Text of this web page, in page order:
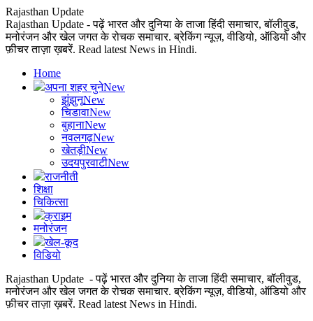
Rajasthan Update
Rajasthan Update - पढ़ें भारत और दुनिया के ताजा हिंदी समाचार, बॉलीवुड,
मनोरंजन और खेल जगत के रोचक समाचार. ब्रेकिंग न्यूज़, वीडियो, ऑडियो और
फ़ीचर ताज़ा ख़बरें. Read latest News in Hindi.
Home
अपना शहर चुनेNew
झुंझुनूNew
चिडावाNew
बुहानाNew
नवलगढ़New
खेतड़ीNew
उदयपुरवाटीNew
राजनीती
शिक्षा
चिकित्सा
क्राइम
मनोरंजन
खेल-कूद
विडियो
Rajasthan Update - पढ़ें भारत और दुनिया के ताजा हिंदी समाचार, बॉलीवुड,
मनोरंजन और खेल जगत के रोचक समाचार. ब्रेकिंग न्यूज़, वीडियो, ऑडियो और
फ़ीचर ताज़ा ख़बरें. Read latest News in Hindi.